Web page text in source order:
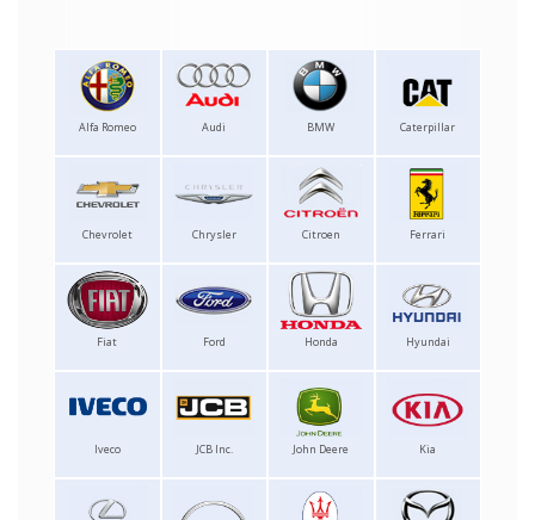
Alfa Romeo Audi BMW Caterpillar
Chevrolet Chrysler Citroen Ferrari
Fiat Ford Honda Hyundai
Iveco JCB Inc. John Deere Kia